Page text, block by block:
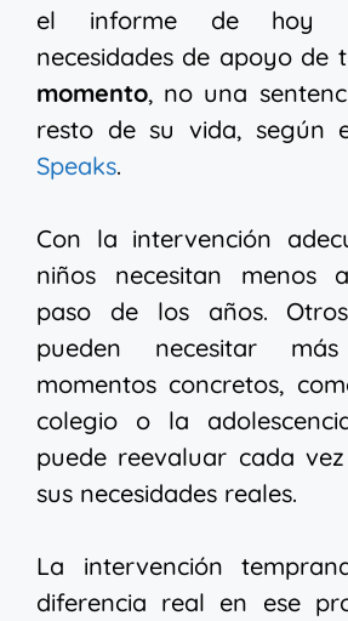
el informe de hoy
necesidades de apoyo de
momento, no una
resto de su vida, según
Speaks.
Con la intervención
niños necesitan menos
paso de los años.
pueden necesitar
momentos concretos,
colegio o la
puede reevaluar cada
sus necesidades reales.
La intervención
diferencia real en ese